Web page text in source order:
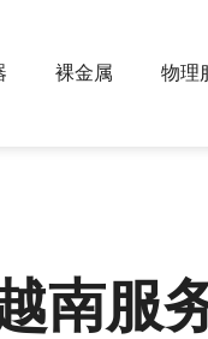
裸金属 物理
南服